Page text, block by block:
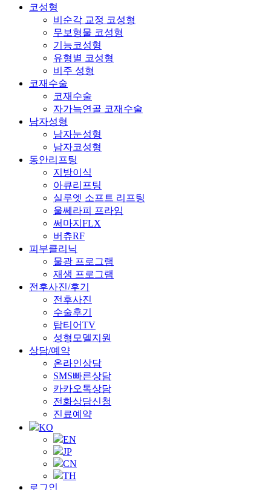
코성형
비순각 교정 코성형
무보형물 코성형
기능코성형
유형별 코성형
비주 성형
코재수술
코재수술
자가늑연골 코재수술
남자성형
남자눈성형
남자코성형
동안리프팅
지방이식
아큐리프팅
실루엣 소프트 리프팅
울쎄라피 프라임
써마지FLX
버츄RF
피부클리닉
물광 프로그램
재생 프로그램
전후사진/후기
전후사진
수술후기
탑티어TV
성형모델지원
상담/예약
온라인상담
SMS빠른상담
카카오톡상담
전화상담신청
진료예약
KO
EN
JP
CN
TH
로그인